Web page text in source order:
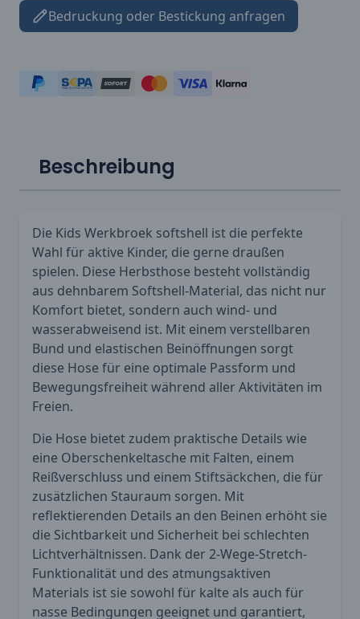
Bedruckung oder Bestickung anfragen
Beschreibung
Die Kids Werkbroek softshell ist die perfekte
Wahl für aktive Kinder, die gerne draußen
spielen. Diese Herbsthose besteht vollständig
aus dehnbarem Softshell-Material, das nicht nur
Komfort bietet, sondern auch wind- und
wasserabweisend ist. Mit einem verstellbaren
Bund und elastischen Beinöffnungen sorgt
diese Hose für eine optimale Passform und
Bewegungsfreiheit während aller Aktivitäten im
Freien.
Die Hose bietet zudem praktische Details wie
eine Oberschenkeltasche mit Falten, einem
Reißverschluss und einem Stiftsäckchen, die für
zusätzlichen Stauraum sorgen. Mit
reflektierenden Details an den Beinen erhöht sie
die Sichtbarkeit und Sicherheit bei schlechten
Lichtverhältnissen. Dank der 2-Wege-Stretch-
Funktionalität und des atmungsaktiven
Materials ist sie sowohl für kalte als auch für
nasse Bedingungen geeignet und garantiert,